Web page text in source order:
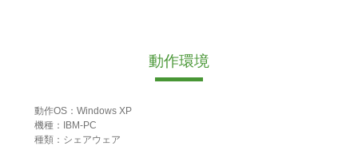
動作環境
動作OS：Windows XP
機種：IBM-PC
種類：シェアウェア